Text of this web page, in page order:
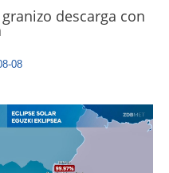
descarga con
08